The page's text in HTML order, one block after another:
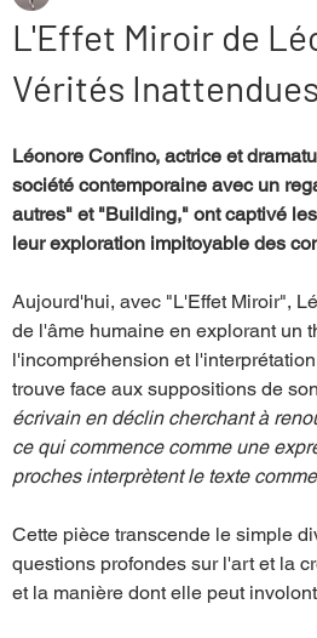
Rire Récompense
Validé par Romane. Spécial
L'Effet Miroir de
Vérités Inattendues
Léonore Confino, actrice et
société contemporaine avec un
autres" et "Building," ont captivé
leur exploration impitoyable des
Aujourd'hui, avec "L'Effet Miroir",
de l'âme humaine en explorant un
l'incompréhension et
trouve face aux suppositions de
écrivain en déclin cherchant à
ce qui commence comme une
proches interprètent le texte
Cette pièce transcende le simple
questions profondes sur l'art et la
et la manière dont elle peut